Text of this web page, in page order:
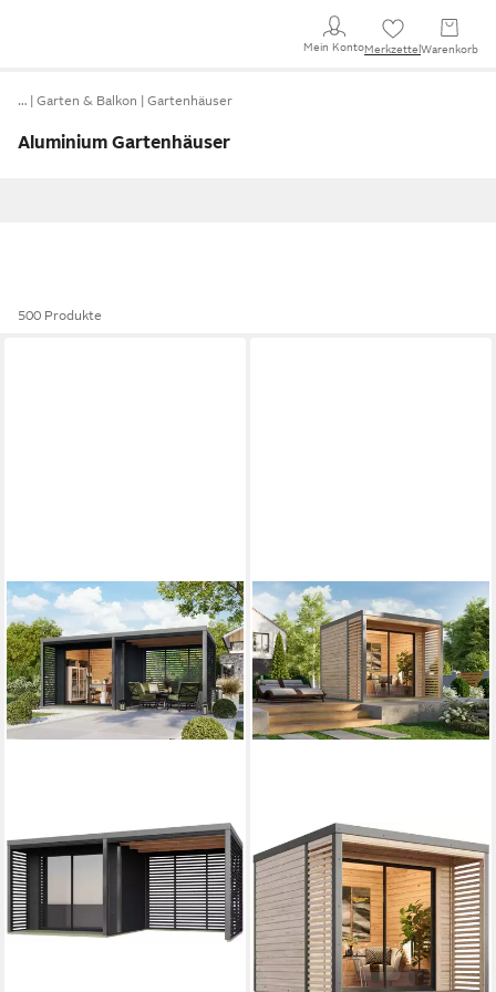
Mein KontoMerkzettel Warenkorb
… Garten & Balkon Gartenhäuser
Aluminium Gartenhäuser
500 Produkte